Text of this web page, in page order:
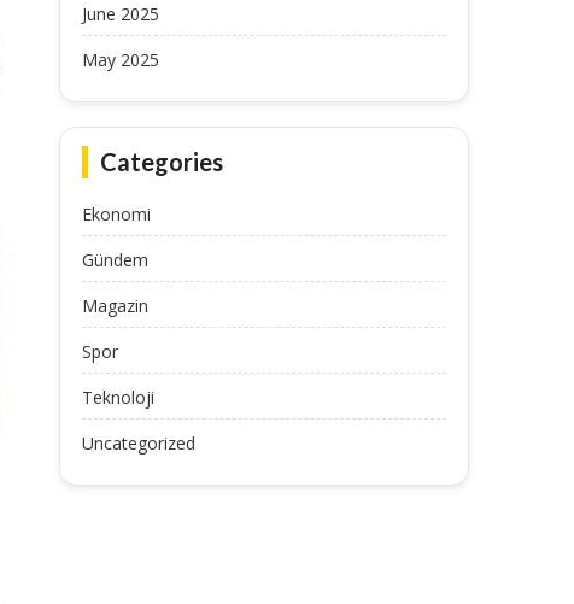
Attila Szalai, Harika Lig’e geri döndü
July 11, 2025
taraftarını kızdıran
June 2025
May 2025
Categories
Ekonomi
Gündem
Magazin
Spor
Teknoloji
Uncategorized